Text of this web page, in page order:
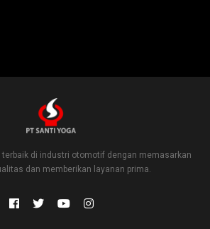
terbaik di industri otomotif dengan memasarkan
dan memberikan layanan prima.